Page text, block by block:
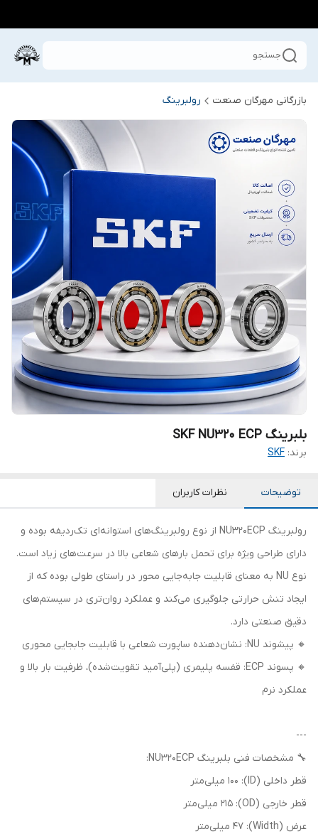
جستجو
بازرگانی مهرگان صنعت رولبرینگ
بلبرینگ SKF NU320 ECP
برند: SKF
توضیحات نظرات کاربران
رولبرینگ NU320ECP از نوع رولبرینگ‌های استوانه‌ای تک‌ردیفه بوده و
دارای طراحی ویژه برای تحمل بارهای شعاعی بالا در سرعت‌های زیاد است.
نوع NU به معنای قابلیت جابه‌جایی محور در راستای طولی بوده که از
ایجاد تنش حرارتی جلوگیری می‌کند و عملکرد روان‌تری در سیستم‌های
دقیق صنعتی دارد.
🔸 پیشوند NU: نشان‌دهنده ساپورت شعاعی با قابلیت جابجایی محوری
🔸 پسوند ECP: قفسه پلیمری (پلی‌آمید تقویت‌شده)، ظرفیت بار بالا و
عملکرد نرم
---
🔧 مشخصات فنی بلبرینگ NU320ECP:
قطر داخلی (ID): 100 میلی‌متر
قطر خارجی (OD): 215 میلی‌متر
عرض (Width): 47 میلی‌متر